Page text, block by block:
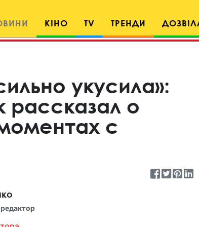
КІНО TV ТРЕНДИ
укусила»:
рассказал о
с